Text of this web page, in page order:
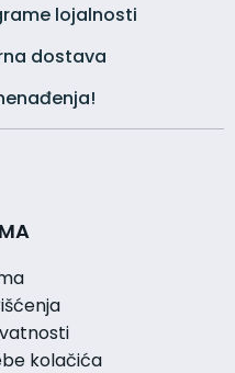
lojalnosti
dostava
kolačića